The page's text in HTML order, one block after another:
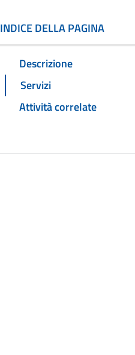
INDICE DELLA PAGINA
Descrizione
Servizi
Attività correlate